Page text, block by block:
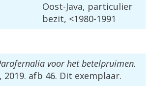
Oost-Java, particulier
bezit, <1980-1991
voor het betelpruimen.
, 2019. afb 46. Dit exemplaar.